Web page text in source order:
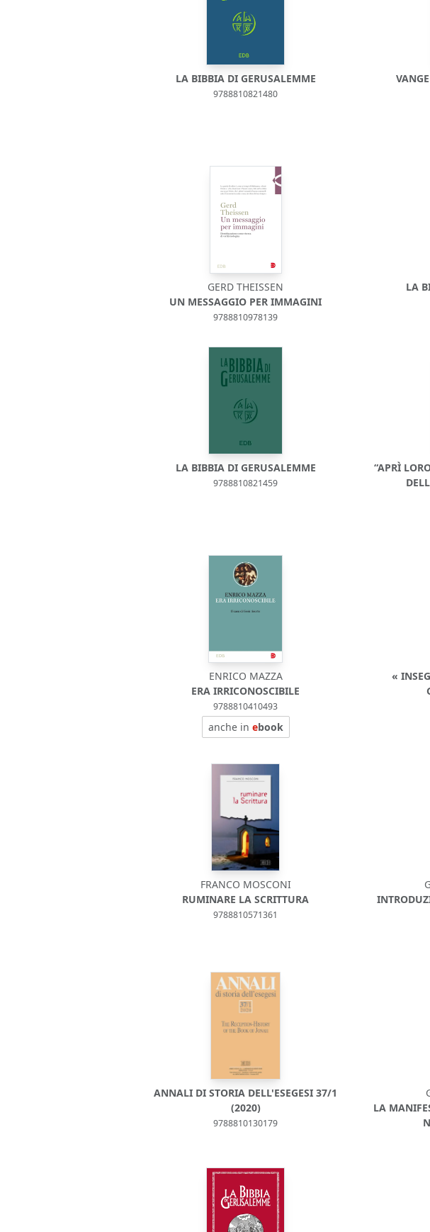
LA BIBBIA DI GERUSALEMME
9788810821480
GERD THEISSEN
UN MESSAGGIO PER IMMAGINI
9788810978139
LA
LA BIBBIA DI GERUSALEMME
9788810821459
“APRÌ
ENRICO MAZZA
ERA IRRICONOSCIBILE
9788810410493
anche in ebook
«
FRANCO MOSCONI
RUMINARE LA SCRITTURA
9788810571361
ANNALI DI STORIA DELL'ESEGESI 37/1
(2020)
9788810130179
LA